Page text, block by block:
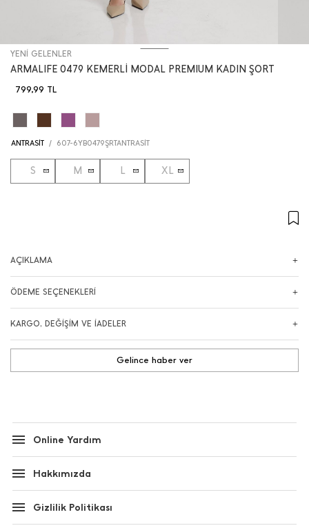
YENİ GELENLER
ARMALIFE 0479 KEMERLİ MODAL PREMIUM KADIN ŞORT
799,99 TL
S M L XL
ANTRASİT / 607-6YB0479ŞRTANTRASİT
Gelince haber ver
AÇIKLAMA
ÖDEME SEÇENEKLERİ
KARGO, DEĞİŞİM VE İADELER
Online Yardım
Hakkımızda
Gizlilik Politikası